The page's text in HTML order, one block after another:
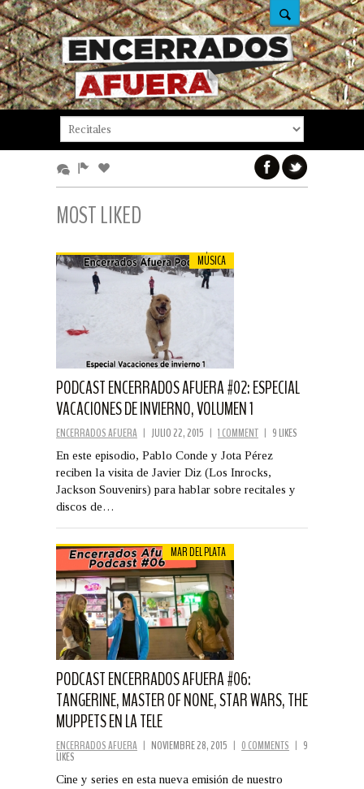
MOST LIKED
MÚSICA
PODCAST ENCERRADOS AFUERA #02: ESPECIAL
VACACIONES DE INVIERNO, VOLUMEN 1
ENCERRADOS AFUERA | JULIO 22, 2015 | 1 COMMENT | 9 LIKES
En este episodio, Pablo Conde y Jota Pérez
reciben la visita de Javier Diz (Los Inrocks,
Jackson Souvenirs) para hablar sobre recitales y
discos de…
MAR DEL PLATA
PODCAST ENCERRADOS AFUERA #06:
TANGERINE, MASTER OF NONE, STAR WARS, THE
MUPPETS EN LA TELE
ENCERRADOS AFUERA | NOVIEMBRE 28, 2015 | 0 COMMENTS | 9
LIKES
Cine y series en esta nueva emisión de nuestro